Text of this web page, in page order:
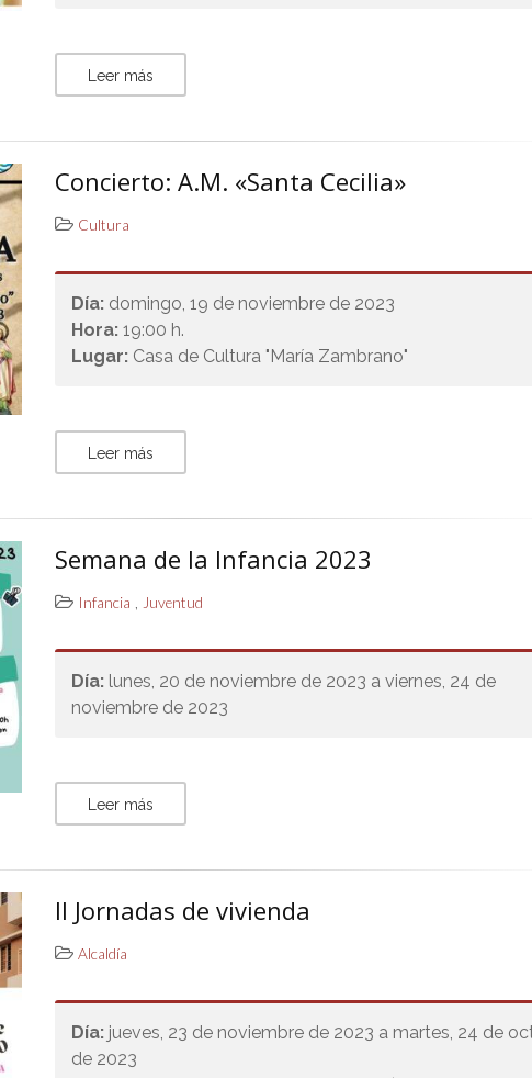
Leer más
Concierto: A.M. «Santa Cecilia»
Cultura
Día: domingo, 19 de noviembre de 2023
Hora:19:00 h.
Lugar: Casa de Cultura "María Zambrano"
Leer más
Semana de la Infancia 2023
Infancia ,Juventud
Día: lunes, 20 de noviembre de 2023 a viernes, 24 de
noviembre de 2023
Leer más
II Jornadas de vivienda
Alcaldía
Día: jueves, 23 de noviembre de 2023 a martes, 24 de
de 2023